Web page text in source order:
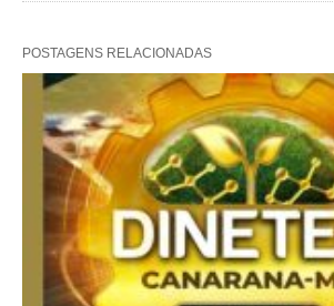
POSTAGENS RELACIONADAS